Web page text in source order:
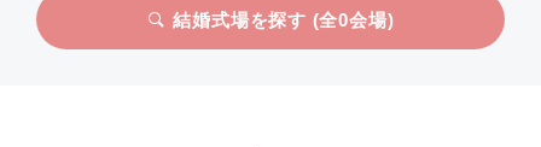
結婚式場を探す (全0会場)